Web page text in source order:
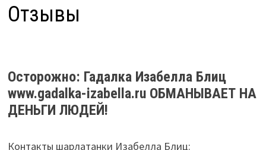
Отзывы
Осторожно: Гадалка Изабелла Блиц
www.gadalka-izabella.ru ОБМАНЫВАЕТ НА
ДЕНЬГИ ЛЮДЕЙ!
Контакты шарлатанки Изабелла Блиц: